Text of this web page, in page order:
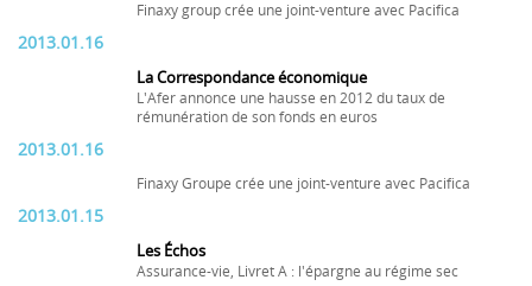
Finaxy group crée une joint-venture avec Pacifica
2013.01.16
La Correspondance économique
L'Afer annonce une hausse en 2012 du taux de
rémunération de son fonds en euros
2013.01.16
Finaxy Groupe crée une joint-venture avec Pacifica
2013.01.15
Les Échos
Assurance-vie, Livret A : l'épargne au régime sec